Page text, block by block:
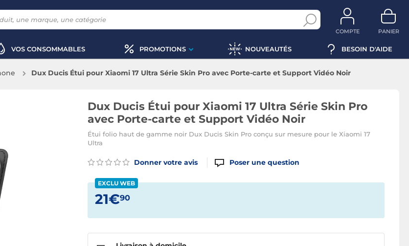
COMPTE PANIER
VOS CONSOMMABLES PROMOTIONS NOUVEAUTÉS BESOIN D'AIDE
Dux Ducis Étui pour Xiaomi 17 Ultra Série Skin Pro avec Porte-carte et Support Vidéo Noir
Dux Ducis Étui pour Xiaomi 17 Ultra Série Skin Pro
avec Porte-carte et Support Vidéo Noir
Étui folio haut de gamme noir Dux Ducis Skin Pro conçu sur mesure pour le Xiaomi 17
Ultra
Donner votre avis Poser une question
EXCLU WEB
21€90